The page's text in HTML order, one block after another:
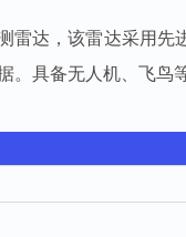
雷达，该雷达采用先
。具备无人机、飞鸟